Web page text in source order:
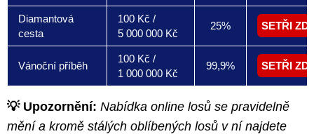
Diamantová
cesta
100 Kč /
5 000 000 Kč
25% SETŘI
Vánoční příběh
100 Kč /
1 000 000 Kč
99,9% SETŘI
💡 Upozornění: Nabídka online losů se pravidelně
mění a kromě stálých oblíbených losů v ní najdete